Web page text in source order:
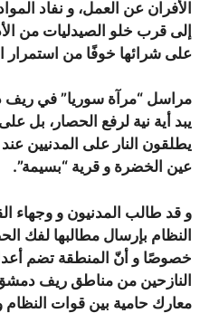
الأفران عن العمل، و نفاد
إلى قرب خلو الصيدليات من
على شرائها خوفًا من استمرار
مراسل “مرآة سوريا” في ريف
يبد أية نية لرفع الحصار، بل
يطلقون النار على المدنيين
عين الخضرة و قرية “بسيمة”.
و قد طالب المدنيون و وجهاء
النظام بإرسال مطالبها لفك
خصوصًا و أنّ المنطقة تضم
النازحين من مناطق ريف
معارك حامية بين قوات